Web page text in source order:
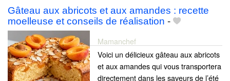
Gâteau aux abricots et aux amandes : recette
moelleuse et conseils de réalisation -
Mamanchef
Voici un délicieux gâteau aux abricots
et aux amandes qui vous transportera
directement dans les saveurs de l’été